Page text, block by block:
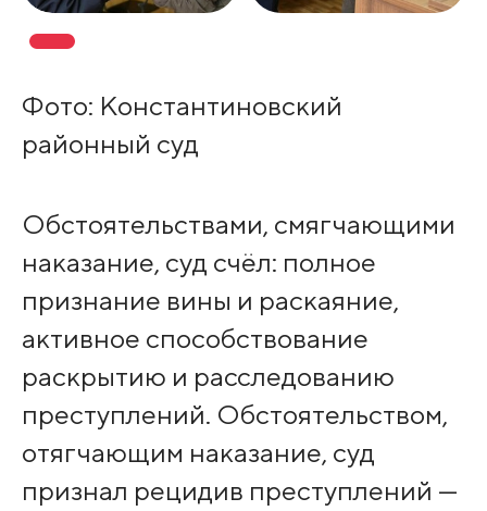
Фото: Константиновский
районный суд
Обстоятельствами, смягчающими
наказание, суд счёл: полное
признание вины и раскаяние,
активное способствование
раскрытию и расследованию
преступлений. Обстоятельством,
отягчающим наказание, суд
признал рецидив преступлений —